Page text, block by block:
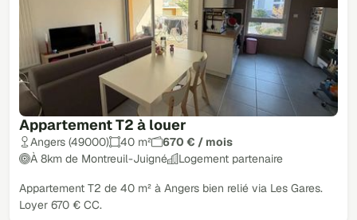
Appartement T2 à louer
Angers (49000) 40 m²
670 € / mois
À 8km de Montreuil-Juigné
Logement partenaire
Appartement T2 de 40 m² à Angers bien relié via Les Gares.
Loyer 670 € CC.